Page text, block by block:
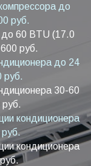
до
руб.
60 BTU (17.0
руб.
до 24
руб.
30-60
кондиционера
кондиционера